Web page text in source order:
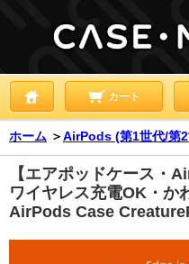
カート
ホーム ＞AirPods (第1世代/第
【エアポッドケース・
ワイヤレス充電OK・か
AirPods Case